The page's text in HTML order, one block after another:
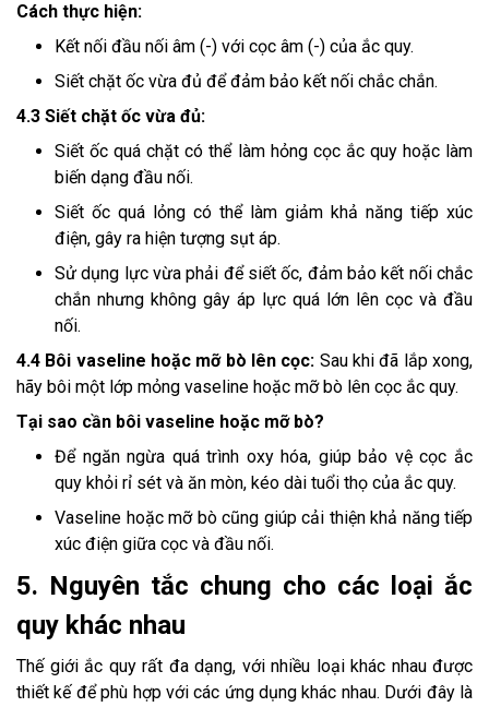
Cách thực hiện:
Kết nối đầu nối âm (-) với cọc âm (-) của ắc quy.
Siết chặt ốc vừa đủ để đảm bảo kết nối chắc chắn.
4.3 Siết chặt ốc vừa đủ:
Siết ốc quá chặt có thể làm hỏng cọc ắc quy hoặc làm
biến dạng đầu nối.
Siết ốc quá lỏng có thể làm giảm khả năng tiếp xúc
điện, gây ra hiện tượng sụt áp.
Sử dụng lực vừa phải để siết ốc, đảm bảo kết nối chắc
chắn nhưng không gây áp lực quá lớn lên cọc và đầu
nối.
4.4 Bôi vaseline hoặc mỡ bò lên cọc: Sau khi đã lắp xong,
hãy bôi một lớp mỏng vaseline hoặc mỡ bò lên cọc ắc quy.
Tại sao cần bôi vaseline hoặc mỡ bò?
Để ngăn ngừa quá trình oxy hóa, giúp bảo vệ cọc ắc
quy khỏi rỉ sét và ăn mòn, kéo dài tuổi thọ của ắc quy.
Vaseline hoặc mỡ bò cũng giúp cải thiện khả năng tiếp
xúc điện giữa cọc và đầu nối.
5. Nguyên tắc chung cho các loại ắc
quy khác nhau
Thế giới ắc quy rất đa dạng, với nhiều loại khác nhau được
thiết kế để phù hợp với các ứng dụng khác nhau. Dưới đây là